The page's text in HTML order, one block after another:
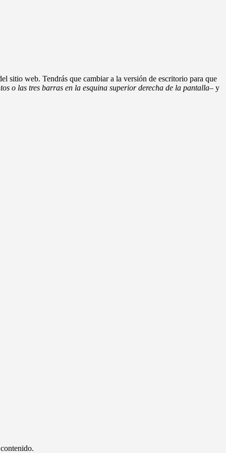
sitio web. Tendrás que cambiar a la versión de escritorio para que
o las tres barras en la esquina superior derecha de la pantalla– y